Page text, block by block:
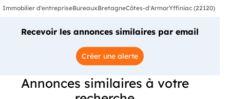
Immobilier d'entrepriseBureauxBretagneCôtes-d'ArmorYffiniac (22120)
Recevoir les annonces similaires par email
Créer une alerte
Annonces similaires à votre